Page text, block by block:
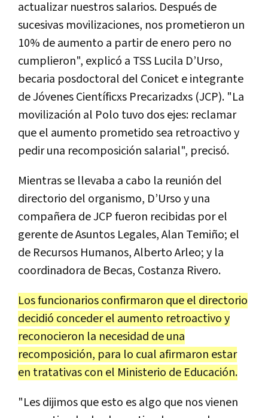
actualizar nuestros salarios. Después de
sucesivas movilizaciones, nos prometieron un
10% de aumento a partir de enero pero no
cumplieron", explicó a TSS Lucila D’Urso,
becaria posdoctoral del Conicet e integrante
de Jóvenes Científicxs Precarizadxs (JCP). "La
movilización al Polo tuvo dos ejes: reclamar
que el aumento prometido sea retroactivo y
pedir una recomposición salarial", precisó.
Mientras se llevaba a cabo la reunión del
directorio del organismo, D’Urso y una
compañera de JCP fueron recibidas por el
gerente de Asuntos Legales, Alan Temiño; el
de Recursos Humanos, Alberto Arleo; y la
coordinadora de Becas, Costanza Rivero.
Los funcionarios confirmaron que el directorio
decidió conceder el aumento retroactivo y
reconocieron la necesidad de una
recomposición, para lo cual afirmaron estar
en tratativas con el Ministerio de Educación.
"Les dijimos que esto es algo que nos vienen